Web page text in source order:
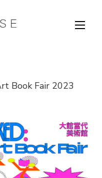
Book Fair 2023